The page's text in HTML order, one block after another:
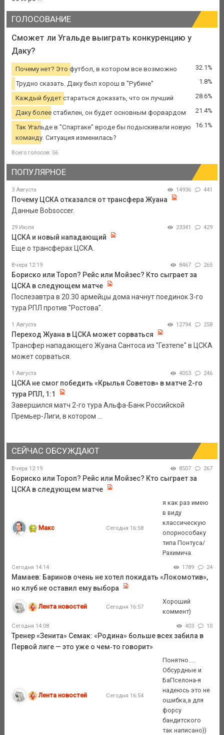
ГОЛОСОВАНИЕ
Сможет ли Угальде выиграть конкуренцию у
Даку?
Почему нет? Это футбол, в котором все возможно 32.1%
Трудно сказать. Даку был хорош в "Рубине" 1.8%
Каждый будет стараться доказать, что он лучший 28.6%
Даку более стабилен, он будет основным форвардом 21.4%
Так Угальде в "Спартаке" вроде бы подыскивали новую
команду. Ситуация изменилась?
16.1%
Всего голосов: 56
ПОПУЛЯРНОЕ
3 Августа 14936 441
Почему ЦСКА отказался от трансфера Жуана
Данные Bobsoccer.
29 Июля 23341 429
ЦСКА и новый нападающий
Еще о трансферах ЦСКА.
Вчера 12:19 8467 265
Бориско или Тороп? Рейс или Мойзес? Кто сыграет за
ЦСКА в следующем матче
Послезавтра в 20.30 армейцы дома начнут поединок 3-го
тура РПЛ против "Ростова".
1 Августа 12794 258
Переход Жуана в ЦСКА может сорваться
Трансфер нападающего Жуана Сантоса из "Гезтепе" в ЦСКА
может сорваться.
1 Августа 4053 246
ЦСКА не смог победить «Крылья Советов» в матче 2-го
тура РПЛ, 1:1
Завершился матч 2-го тура Альфа-Банк Российской
Премьер-Лиги, в котором ...
СЕЙЧАС ОБСУЖДАЮТ
Вчера 12:19 8507 267
Бориско или Тороп? Рейс или Мойзес? Кто сыграет за
ЦСКА в следующем матче
Макс Сегодня 16:58
я как раз имею
в виду
классическую
опорнособаку
типа Понтуса/
Рахимича.
Сегодня 14:14 1789 24
Мамаев: Баринов очень не хотел покидать «Локомотив»,
но клуб не оставил ему выбора
Лента новостей Сегодня 16:57
Хороший
коммент)
Сегодня 14:08 403 10
Тренер «Зенита» Семак: «Родина» больше всех забила в
Первой лиге — это уже о чем‑то говорит»
Лента новостей Сегодня 16:54
Понятно.....
Обсурдные и
БаПселона-я
надеюсь это не
ошибка,а для
форсу
бандитского
так написано))